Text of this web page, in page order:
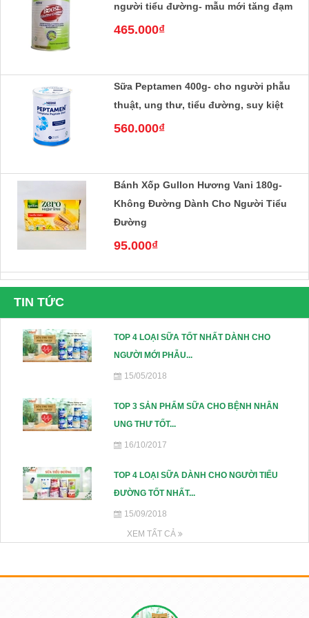
người tiểu đường- mẫu mới tăng đạm
465.000₫
Sữa Peptamen 400g- cho người phẫu
thuật, ung thư, tiểu đường, suy kiệt
560.000₫
Bánh Xốp Gullon Hương Vani 180g-
Không Đường Dành Cho Người Tiểu
Đường
95.000₫
Bánh Quy Gullon Chip Choco không
Bánh Quy Gullon Digestive 400g -
Bánh cho người tiểu đường, kích
thích tiêu hóa
110.000₫
Bánh Quy Gullon Maria 400g - Cho
người Tiểu đường, Ăn kiêng
112.000₫
Bánh quy Ăn kiêng Gullon Fibra
TIN TỨC
TOP 4 LOẠI SỮA TỐT NHẤT DÀNH CHO
NGƯỜI MỚI PHẪU...
15/05/2018
TOP 3 SẢN PHẨM SỮA CHO BỆNH NHÂN
UNG THƯ TỐT...
16/10/2017
TOP 4 LOẠI SỮA DÀNH CHO NGƯỜI TIỂU
ĐƯỜNG TỐT NHẤT...
15/09/2018
XEM TẤT CẢ